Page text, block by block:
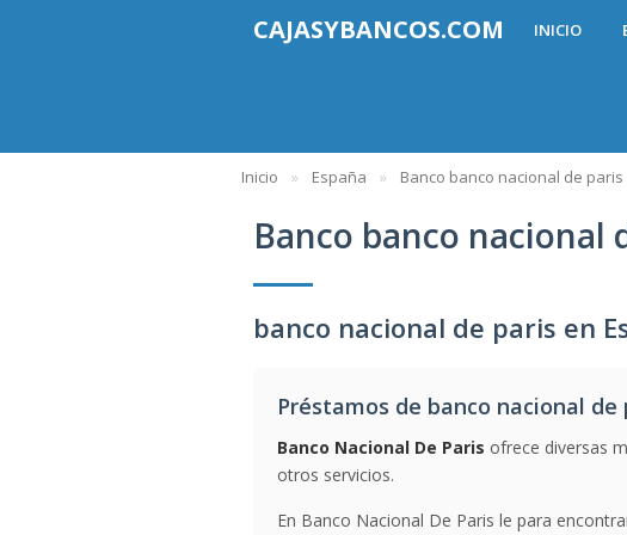
CAJASYBANCOS.COM INICIO
Inicio España Banco banco nacional de paris
Banco banco nacional
banco nacional de paris en
Préstamos de banco nacional de
Banco Nacional De Paris ofrece diversas
otros servicios.
En Banco Nacional De Paris le para